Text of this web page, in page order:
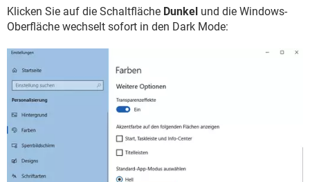
Klicken Sie auf die Schaltfläche Dunkel und die Windows-
Oberfläche wechselt sofort in den Dark Mode: